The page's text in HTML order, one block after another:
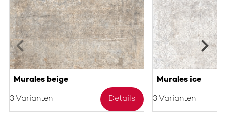
Murales beige
3 Varianten Details
Murales ice
3 Varianten